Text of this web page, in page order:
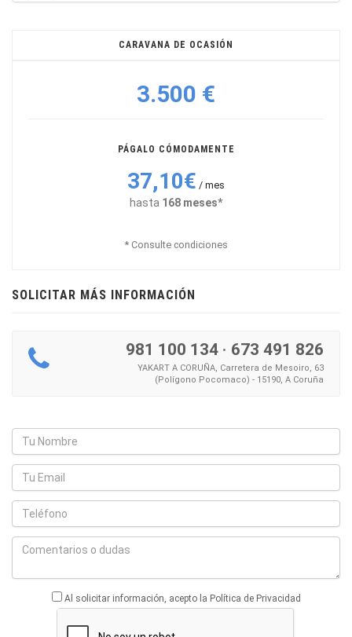
CARAVANA DE OCASIÓN
3.500 €
PÁGALO CÓMODAMENTE
37,10€ / mes
hasta 168 meses*
* Consulte condiciones
SOLICITAR MÁS INFORMACIÓN
981 100 134 · 673 491 826
YAKART A CORUÑA, Carretera de Mesoiro, 63
(Polígono Pocomaco) - 15190, A Coruña
Al solicitar información, acepto la Política de Privacidad